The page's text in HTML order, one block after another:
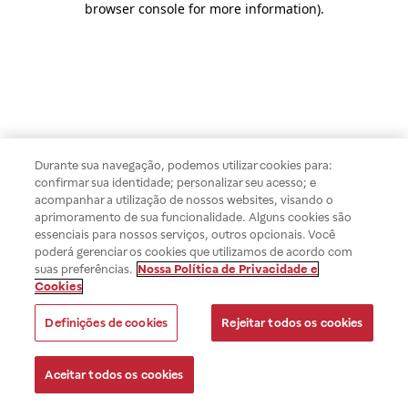
browser console for more information).
Durante sua navegação, podemos utilizar cookies para:
confirmar sua identidade; personalizar seu acesso; e
acompanhar a utilização de nossos websites, visando o
aprimoramento de sua funcionalidade. Alguns cookies são
essenciais para nossos serviços, outros opcionais. Você
poderá gerenciar os cookies que utilizamos de acordo com
suas preferências. Nossa Política de Privacidade e
Cookies
Definições de cookies Rejeitar todos os cookies
Aceitar todos os cookies